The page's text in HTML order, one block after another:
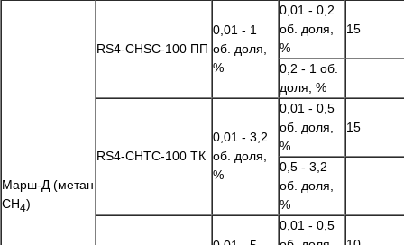
Марш-Д (метан
CH4)
RS4-CHSC-100 ПП
0,01 - 1
об. доля,
%
0,01 - 0,2
об. доля,
%
15
0,2 - 1 об.
доля, %
RS4-CHTC-100 ТК
0,01 - 3,2
об. доля,
%
0,01 - 0,5
об. доля,
%
15
0,5 - 3,2
об. доля,
%
0,01 - 0,5